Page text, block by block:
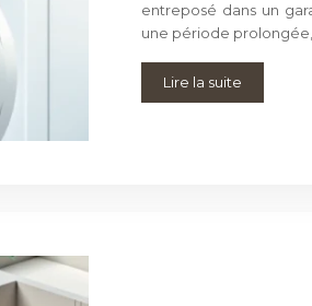
entreposé dans un
une période
Lire la suite